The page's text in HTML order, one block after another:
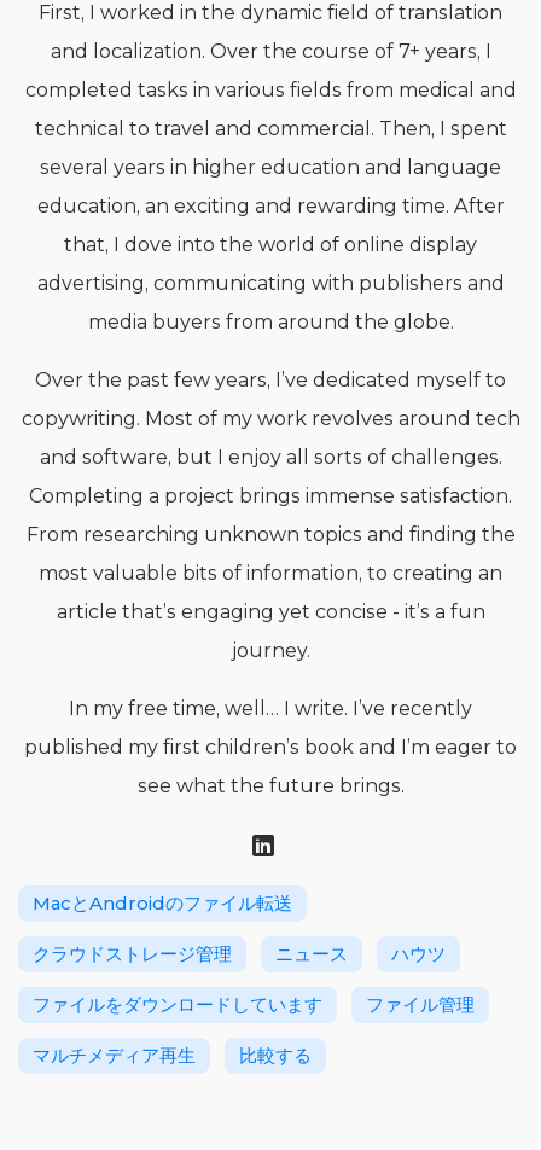
First, I worked in the dynamic field of translation
and localization. Over the course of 7+ years, I
completed tasks in various fields from medical and
technical to travel and commercial. Then, I spent
several years in higher education and language
education, an exciting and rewarding time. After
that, I dove into the world of online display
advertising, communicating with publishers and
media buyers from around the globe.
Over the past few years, I’ve dedicated myself to
copywriting. Most of my work revolves around tech
and software, but I enjoy all sorts of challenges.
Completing a project brings immense satisfaction.
From researching unknown topics and finding the
most valuable bits of information, to creating an
article that’s engaging yet concise - it’s a fun
journey.
In my free time, well… I write. I’ve recently
published my first children’s book and I’m eager to
see what the future brings.
MacとAndroidのファイル転送
クラウドストレージ管理 ニュース ハウツ
ファイルをダウンロードしています ファイル管理
マルチメディア再生 比較する